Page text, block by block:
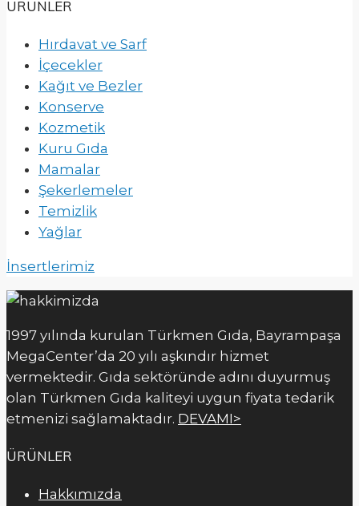
ÜRÜNLER
Hırdavat ve Sarf
İçecekler
Kağıt ve Bezler
Konserve
Kozmetik
Kuru Gıda
Mamalar
Şekerlemeler
Temizlik
Yağlar
İnsertlerimiz
1997 yılında kurulan Türkmen Gıda, Bayrampaşa
MegaCenter’da 20 yılı aşkındır hizmet
vermektedir. Gıda sektöründe adını duyurmuş
olan Türkmen Gıda kaliteyi uygun fiyata tedarik
etmenizi sağlamaktadır. DEVAMI>
ÜRÜNLER
Hakkımızda